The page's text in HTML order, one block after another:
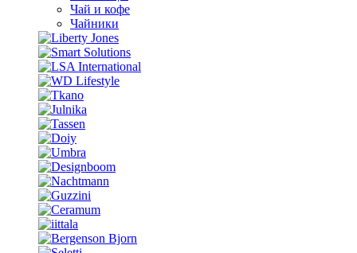
Чай и кофе
Чайники